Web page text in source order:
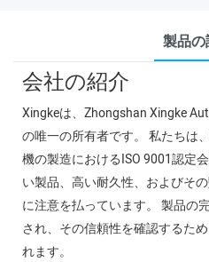
製品
会社の紹介
Xingkeは、Zhongshan Xingke
の唯一の所有者です。 私たちは
機の製造におけるISO 9001認定
い製品、高い耐久性、およびそ
に注意を払っています。 製品の
され、その信頼性を確認するた
れます。